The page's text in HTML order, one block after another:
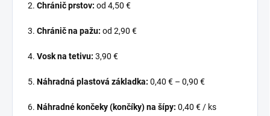
Chránič prstov: od 4,50 €
Chránič na pažu: od 2,90 €
Vosk na tetivu: 3,90 €
Náhradná plastová základka: 0,40 € – 0,90 €
Náhradné končeky (končíky) na šípy: 0,40 € / ks